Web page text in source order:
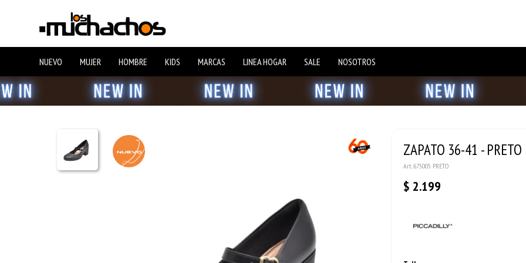
NUEVO MUJER HOMBRE KIDS MARCAS LINEA HOGAR SALE NOSOTROS
ZAPATO 36-41 - PRETO
675005 PRETO
$ 2.199